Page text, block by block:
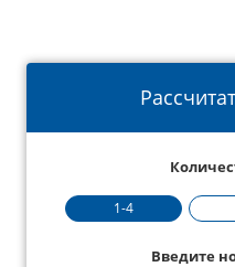
1-4
Введите